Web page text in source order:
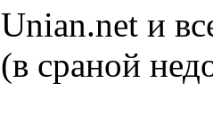
Unian.net и
(в сраной